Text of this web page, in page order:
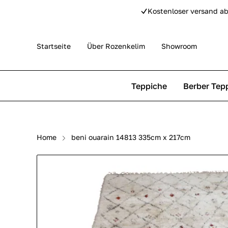
Kostenloser versand
Startseite Über Rozenkelim Showroom
Teppiche
Outdoor Teppiche
Pip Studio Teppiche
Berber
Beni Ourain Teppiche
Home beni ouarain 14813 335cm x 217cm